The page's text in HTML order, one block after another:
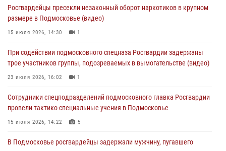
сигналам «Тревога» с охраняемых объектов в Подмосковье
04 августа 2026, 12:15
(видео)
03 августа 2026, 15:32
Росгвардейцы пресекли незаконный оборот наркотиков в крупном
размере в Подмосковье (видео)
15 июля 2026, 14:30 1
При содействии подмосковного спецназа Росгвардии задержаны
трое участников группы, подозреваемых в вымогательстве (видео)
23 июля 2026, 16:02 1
Сотрудники спецподразделений подмосковного главка Росгвардии
провели тактико-специальные учения в Подмосковье
15 июля 2026, 14:22 5
В Подмосковье росгвардейцы задержали мужчину, пугавшего